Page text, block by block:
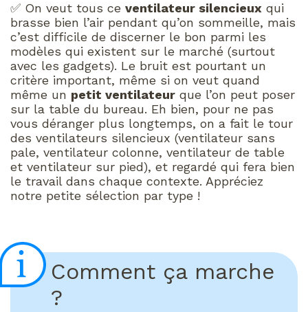
✅ On veut tous ce ventilateur silencieux qui
brasse bien l’air pendant qu’on sommeille, mais
c’est difficile de discerner le bon parmi les
modèles qui existent sur le marché (surtout
avec les gadgets). Le bruit est pourtant un
critère important, même si on veut quand
même un petit ventilateur que l’on peut poser
sur la table du bureau. Eh bien, pour ne pas
vous déranger plus longtemps, on a fait le tour
des ventilateurs silencieux (ventilateur sans
pale, ventilateur colonne, ventilateur de table
et ventilateur sur pied), et regardé qui fera bien
le travail dans chaque contexte. Appréciez
notre petite sélection par type !
Comment ça marche
?